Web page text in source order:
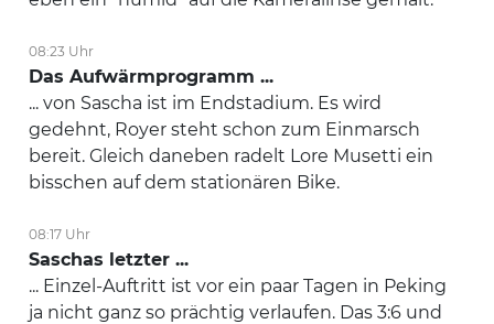
08:23 Uhr
Das Aufwärmprogramm ...
... von Sascha ist im Endstadium. Es wird
gedehnt, Royer steht schon zum Einmarsch
bereit. Gleich daneben radelt Lore Musetti ein
bisschen auf dem stationären Bike.
08:17 Uhr
Saschas letzter ...
... Einzel-Auftritt ist vor ein paar Tagen in Peking
ja nicht ganz so prächtig verlaufen. Das 3:6 und